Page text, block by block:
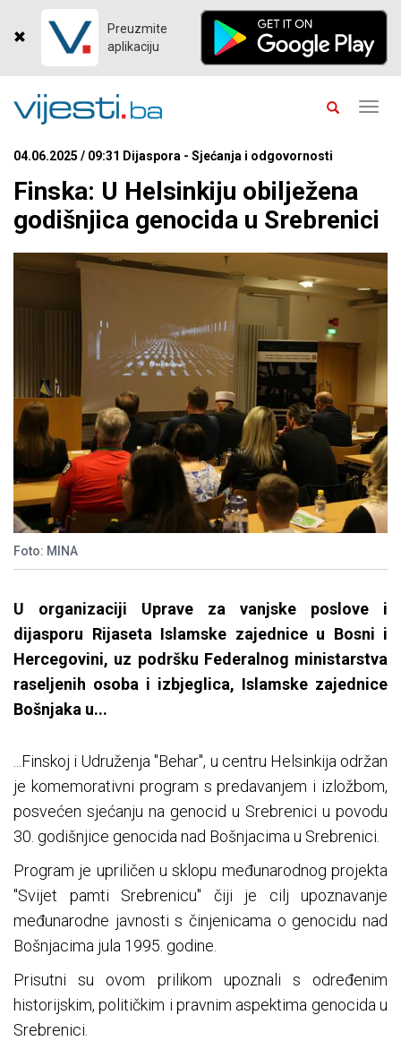
Preuzmite
aplikaciju
04.06.2025 / 09:31 Dijaspora - Sjećanja i odgovornosti
Finska: U Helsinkiju obilježena
godišnjica genocida u Srebrenici
Foto: MINA
U organizaciji Uprave za vanjske poslove i
dijasporu Rijaseta Islamske zajednice u Bosni i
Hercegovini, uz podršku Federalnog ministarstva
raseljenih osoba i izbjeglica, Islamske zajednice
Bošnjaka u...
...Finskoj i Udruženja "Behar", u centru Helsinkija održan
je komemorativni program s predavanjem i izložbom,
posvećen sjećanju na genocid u Srebrenici u povodu
30. godišnjice genocida nad Bošnjacima u Srebrenici.
Program je upriličen u sklopu međunarodnog projekta
"Svijet pamti Srebrenicu" čiji je cilj upoznavanje
međunarodne javnosti s činjenicama o genocidu nad
Bošnjacima jula 1995. godine.
Prisutni su ovom prilikom upoznali s određenim
historijskim, političkim i pravnim aspektima genocida u
Srebrenici.